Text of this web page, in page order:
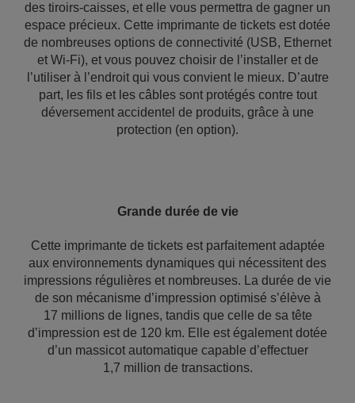
des tiroirs-caisses, et elle vous permettra de gagner un
espace précieux. Cette imprimante de tickets est dotée
de nombreuses options de connectivité (USB, Ethernet
et Wi-Fi), et vous pouvez choisir de l’installer et de
l’utiliser à l’endroit qui vous convient le mieux. D’autre
part, les fils et les câbles sont protégés contre tout
déversement accidentel de produits, grâce à une
protection (en option).
Grande durée de vie
Cette imprimante de tickets est parfaitement adaptée
aux environnements dynamiques qui nécessitent des
impressions régulières et nombreuses. La durée de vie
de son mécanisme d’impression optimisé s’élève à
17 millions de lignes, tandis que celle de sa tête
d’impression est de 120 km. Elle est également dotée
d’un massicot automatique capable d’effectuer
1,7 million de transactions.